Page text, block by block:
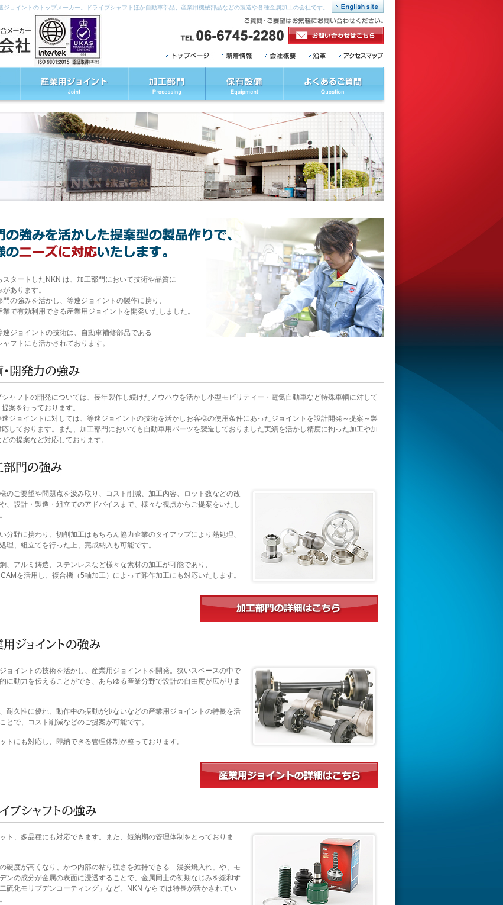
ョイントのトップメーカー。ドライブシャフトほか自動車部品、産業用機械部品などの製造や各種金属加工の会社です。
スタートしたNKN は、加工部門において技術や品質に
あります。
門の強みを活かし、等速ジョイントの製作に携り、
業で有効利用できる産業用ジョイントを開発いたしました。
速ジョイントの技術は、自動車補修部品である
ャフトにも活かされております。
シャフトの開発については、長年製作し続けたノウハウを活かし小型モビリティー・電気自動車など特殊車輌に対して
案を行っております。
速ジョイントに対しては、等速ジョイントの技術を活かしお客様の使用条件にあったジョイントを設計開発～提案～製
しております。また、加工部門においても自動車用パーツを製造しておりました実績を活かし精度に拘った加工や加
の提案など対応しております。
のご要望や問題点を汲み取り、コスト削減、加工内容、ロット数などの改
、設計・製造・組立てのアドバイスまで、様々な視点からご提案をいたし
分野に携わり、切削加工はもちろん協力企業のタイアップにより熱処理、
理、組立てを行った上、完成納入も可能です。
、アルミ鋳造、ステンレスなど様々な素材の加工が可能であり、
を活用し、複合機（5軸加工）によって難作加工にも対応いたします。
ョイントの技術を活かし、産業用ジョイントを開発。狭いスペースの中で
に動力を伝えることができ、あらゆる産業分野で設計の自由度が広がりま
耐久性に優れ、動作中の振動が少ないなどの産業用ジョイントの特長を活
とで、コスト削減などのご提案が可能です。
トにも対応し、即納できる管理体制が整っております。
ト、多品種にも対応できます。また、短納期の管理体制をとっておりま
硬度が高くなり、かつ内部の粘り強さを維持できる「浸炭焼入れ」や、モ
ンの成分が金属の表面に浸透することで、金属同士の初期なじみを緩和す
硫化モリブデンコーティング」など、NKN ならでは特長が活かされてい